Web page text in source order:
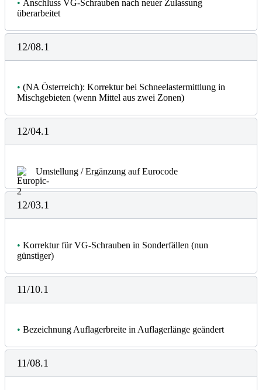
• Anschluss VG-Schrauben nach neuer Zulassung
überarbeitet
12/08.1
• (NA Österreich): Korrektur bei Schneelastermittlung in
Mischgebieten (wenn Mittel aus zwei Zonen)
12/04.1
Umstellung / Ergänzung auf Eurocode
12/03.1
• Korrektur für VG-Schrauben in Sonderfällen (nun
günstiger)
11/10.1
• Bezeichnung Auflagerbreite in Auflagerlänge geändert
11/08.1